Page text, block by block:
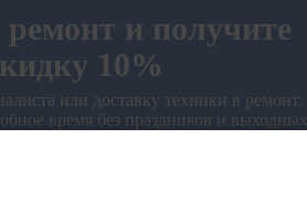
и получите
10%
или доставку техники в ремонт.
время без праздников и выходных.